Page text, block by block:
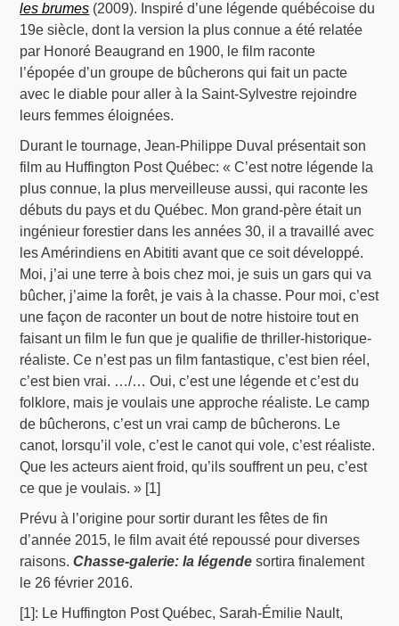
les brumes (2009). Inspiré d’une légende québécoise du
19e siècle, dont la version la plus connue a été relatée
par Honoré Beaugrand en 1900, le film raconte
l’épopée d’un groupe de bûcherons qui fait un pacte
avec le diable pour aller à la Saint-Sylvestre rejoindre
leurs femmes éloignées.
Durant le tournage, Jean-Philippe Duval présentait son
film au Huffington Post Québec: « C’est notre légende la
plus connue, la plus merveilleuse aussi, qui raconte les
débuts du pays et du Québec. Mon grand-père était un
ingénieur forestier dans les années 30, il a travaillé avec
les Amérindiens en Abititi avant que ce soit développé.
Moi, j’ai une terre à bois chez moi, je suis un gars qui va
bûcher, j’aime la forêt, je vais à la chasse. Pour moi, c’est
une façon de raconter un bout de notre histoire tout en
faisant un film le fun que je qualifie de thriller-historique-
réaliste. Ce n’est pas un film fantastique, c’est bien réel,
c’est bien vrai. …/… Oui, c’est une légende et c’est du
folklore, mais je voulais une approche réaliste. Le camp
de bûcherons, c’est un vrai camp de bûcherons. Le
canot, lorsqu’il vole, c’est le canot qui vole, c’est réaliste.
Que les acteurs aient froid, qu’ils souffrent un peu, c’est
ce que je voulais. » [1]
Prévu à l’origine pour sortir durant les fêtes de fin
d’année 2015, le film avait été repoussé pour diverses
raisons.Chasse-galerie: la légende sortira finalement
le 26 février 2016.
[1]: Le Huffington Post Québec, Sarah-Émilie Nault,